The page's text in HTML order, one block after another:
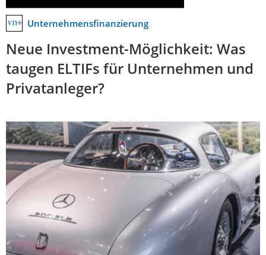
Unternehmensfinanzierung
Neue Investment-Möglichkeit: Was
taugen ELTIFs für Unternehmen und
Privatanleger?